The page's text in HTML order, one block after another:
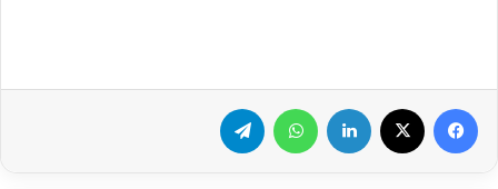
فيسبوك لينكدإن واتساب